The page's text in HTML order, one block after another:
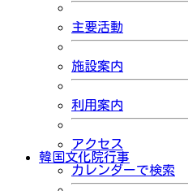
主要活動
施設案内
利用案内
アクセス
韓国文化院行事
カレンダーで検索